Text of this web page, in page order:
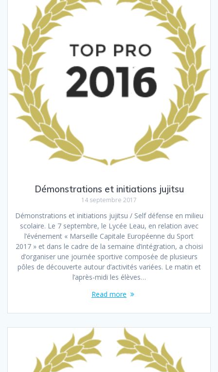
Démonstrations et initiations jujitsu
14 septembre 2017
Démonstrations et initiations jujitsu / Self défense en milieu
scolaire. Le 7 septembre, le Lycée Leau, en relation avec
l’événement « Marseille Capitale Européenne du Sport
2017 » et dans le cadre de la semaine d’intégration, a choisi
d’organiser une journée sportive composée de plusieurs
pôles de découverte autour d’activités variées. Le matin et
l’après-midi les élèves…
Read more